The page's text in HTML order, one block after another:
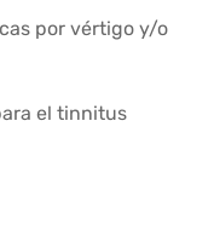
por vértigo y/o
el tinnitus